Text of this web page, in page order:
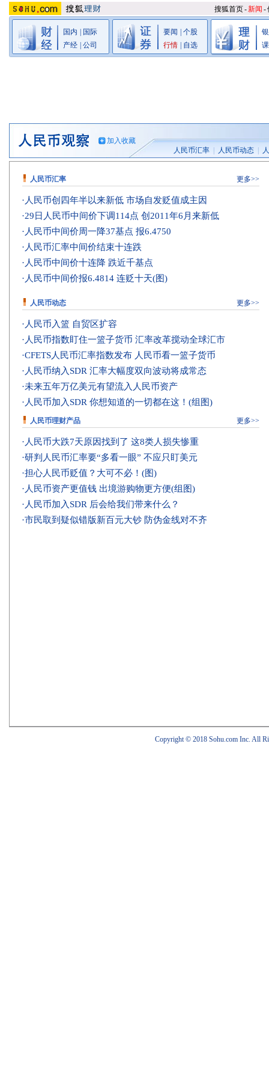
搜狐首页-新闻 -
国内
国际
产经
公司
要闻
个股
行情
自选
加入收藏
人民币汇率
人民币动态
更多>>
人民币汇率
· 人民币创四年半以来新低 市场自发贬值成主因
·29日人民币中间价下调114点 创2011年6月来新低
· 人民币中间价周一降37基点 报6.4750
· 人民币汇率中间价结束十连跌
· 人民币中间价十连降 跌近千基点
· 人民币中间价报6.4814 连贬十天(图)
更多>>
人民币动态
· 人民币入篮 自贸区扩容
· 人民币指数盯住一篮子货币 汇率改革搅动全球汇市
·CFETS人民币汇率指数发布 人民币看一篮子货币
· 人民币纳入SDR 汇率大幅度双向波动将成常态
·未来五年万亿美元有望流入人民币资产
· 人民币加入SDR 你想知道的一切都在这！(组图)
更多>>
人民币理财产品
· 人民币大跌7天原因找到了 这8类人损失惨重
·研判人民币汇率要“多看一眼” 不应只盯美元
·担心人民币贬值？大可不必！(图)
· 人民币资产更值钱 出境游购物更方便(组图)
· 人民币加入SDR 后会给我们带来什么？
·市民取到疑似错版新百元大钞 防伪金线对不齐
Copyright © 2018 Sohu.com Inc. All